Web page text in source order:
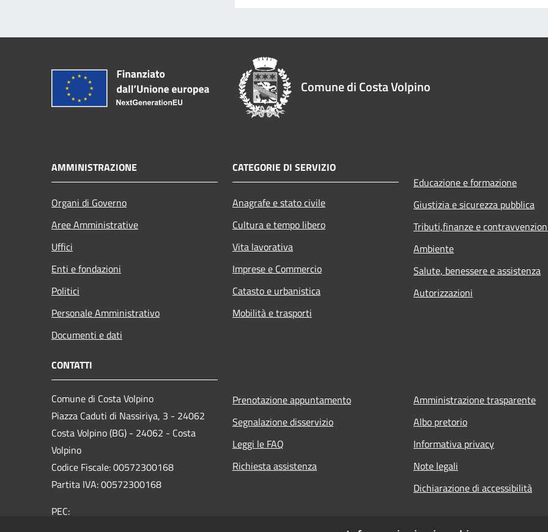
Comune di Costa Volpino
AMMINISTRAZIONE
Organi di Governo
Aree Amministrative
Uffici
Enti e fondazioni
Politici
Personale Amministrativo
Documenti e dati
CATEGORIE DI SERVIZIO
Anagrafe e stato civile
Cultura e tempo libero
Vita lavorativa
Imprese e Commercio
Catasto e urbanistica
Mobilità e trasporti
Educazione e formazione
Giustizia e sicurezza pubblica
Tributi,finanze e
Ambiente
Salute, benessere e assistenza
Autorizzazioni
CONTATTI
Comune di Costa Volpino
Piazza Caduti di Nassiriya, 3 - 24062
Costa Volpino (BG) - 24062 - Costa
Volpino
Codice Fiscale: 00572300168
Partita IVA: 00572300168
PEC:
Prenotazione appuntamento
Segnalazione disservizio
Leggi le FAQ
Richiesta assistenza
Amministrazione trasparente
Albo pretorio
Informativa privacy
Note legali
Dichiarazione di accessibilità